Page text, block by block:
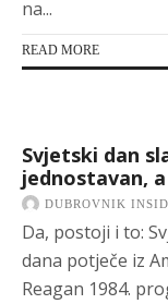
na...
READ MORE
Svjetski dan
jednostavan,
DUBROVNIK
Da, postoji i to:
dana potječe iz
Reagan 1984.